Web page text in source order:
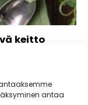
antaa
keitto
nakkikeiton
ja maksaa